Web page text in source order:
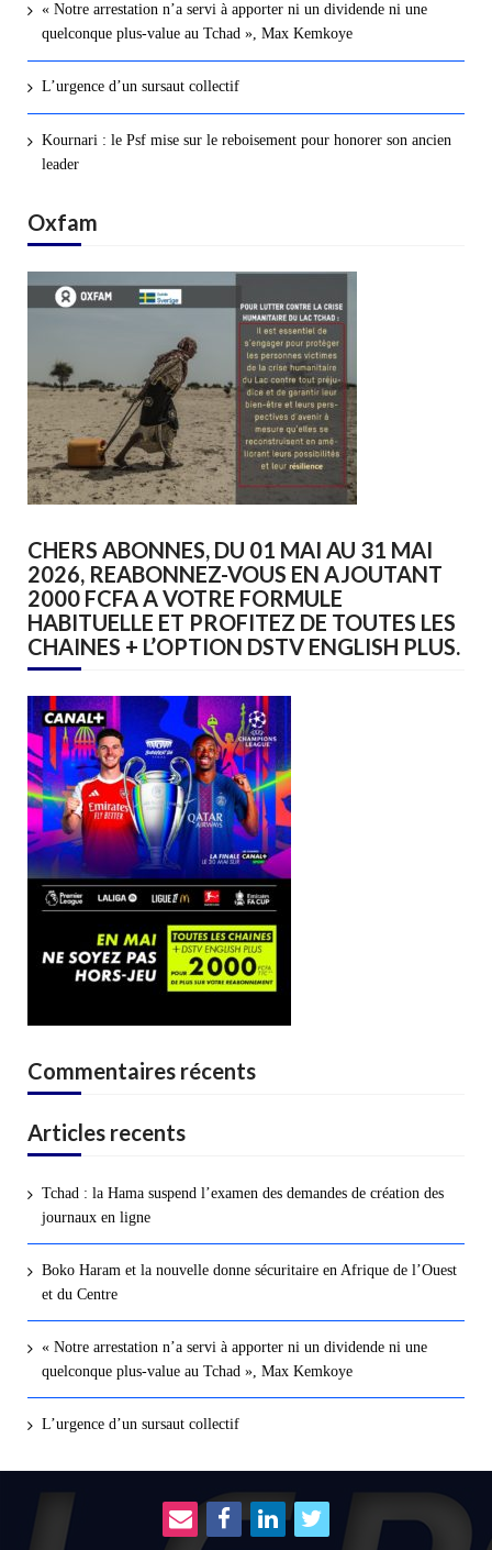
« Notre arrestation n’a servi à apporter ni un dividende ni une
quelconque plus-value au Tchad », Max Kemkoye
L’urgence d’un sursaut collectif
Kournari : le Psf mise sur le reboisement pour honorer son ancien
leader
Oxfam
CHERS ABONNES, DU 01 MAI AU 31 MAI
2026, REABONNEZ-VOUS EN AJOUTANT
2000 FCFA A VOTRE FORMULE
HABITUELLE ET PROFITEZ DE TOUTES LES
CHAINES + L’OPTION DSTV ENGLISH PLUS.
Commentaires récents
Articles recents
Tchad : la Hama suspend l’examen des demandes de création des
journaux en ligne
Boko Haram et la nouvelle donne sécuritaire en Afrique de l’Ouest
et du Centre
« Notre arrestation n’a servi à apporter ni un dividende ni une
quelconque plus-value au Tchad », Max Kemkoye
L’urgence d’un sursaut collectif